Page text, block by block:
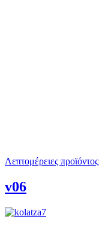
Λεπτομέρειες προϊόντος
v06